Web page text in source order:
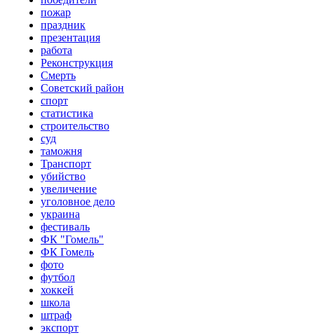
пожар
праздник
презентация
работа
Реконструкция
Смерть
Советский район
спорт
статистика
строительство
суд
таможня
Транспорт
убийство
увеличение
уголовное дело
украина
фестиваль
ФК "Гомель"
ФК Гомель
фото
футбол
хоккей
школа
штраф
экспорт